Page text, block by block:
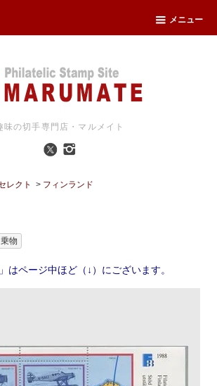
メニュー
味の切手専門店・マルメイト
レクト > フィンランド
乗物
はページ中ほど（↓）にございます。